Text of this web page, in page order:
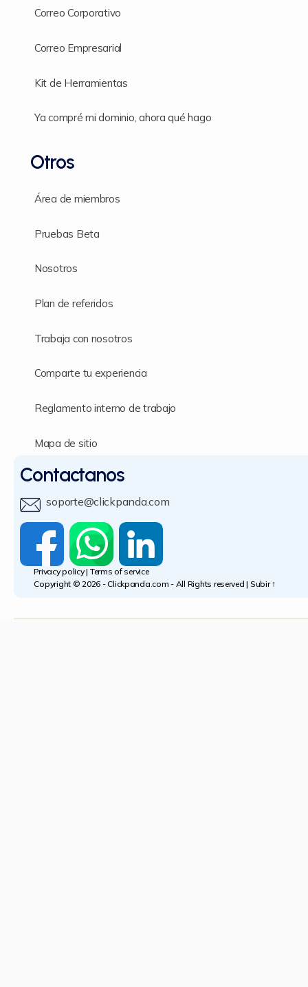
Correo Corporativo
Correo Empresarial
Kit de Herramientas
Ya compré mi dominio, ahora qué hago
Otros
Área de miembros
Pruebas Beta
Nosotros
Plan de referidos
Trabaja con nosotros
Comparte tu experiencia
Reglamento interno de trabajo
Mapa de sitio
Privacy policy| Terms of service
Copyright © 2026 - Clickpanda.com - All Rights reserved | Subir↑
Contactanos
soporte@clickpanda.com